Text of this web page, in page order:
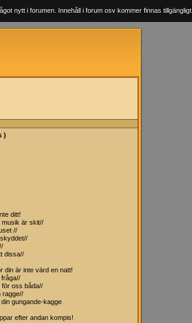
nytt i forumen. Innehåll i forum osv kommer finnas tillgängligt.
)
ditt!
musik är skit//
//
dissa//
din är inte värd en natt!
för oss båda//
ragge//
gungande-kagge
efter andan kompis!